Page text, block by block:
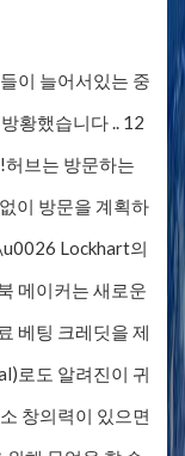
이 늘어서있는 중
황했습니다 .. 12
브는 방문하는
이 방문을 계획하
Lockhart의
메이커는 새로운
베팅 크레딧을 제
로도 알려진이 귀
창의력이 있으면